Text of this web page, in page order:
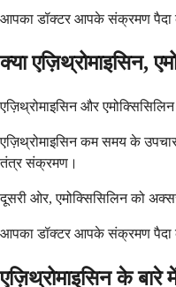
आपका डॉक्टर आपके संक्रमण पैदा
क्या एज़िथ्रोमाइसिन,
एज़िथ्रोमाइसिन और
एज़िथ्रोमाइसिन कम समय के
तंत्र संक्रमण।
दूसरी ओर, एमोक्सिसिलिन को
आपका डॉक्टर आपके संक्रमण पैदा
एज़िथ्रोमाइसिन के